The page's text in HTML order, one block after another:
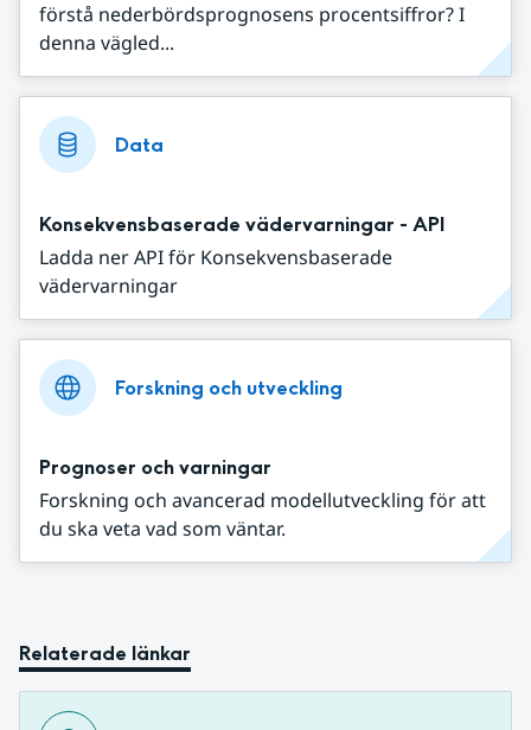
förstå nederbördsprognosens procentsiffror? I
denna vägled...
Data
Konsekvensbaserade vädervarningar - API
Ladda ner API för Konsekvensbaserade
vädervarningar
Forskning och utveckling
Prognoser och varningar
Forskning och avancerad modellutveckling för att
du ska veta vad som väntar.
Relaterade länkar